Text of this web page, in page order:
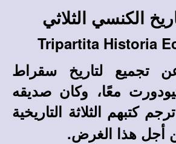
تجميع لتاريخ سقراط
معًا، وكان صديقه
كتبهم الثلاثة التاريخية
من أجل هذا الغرض.